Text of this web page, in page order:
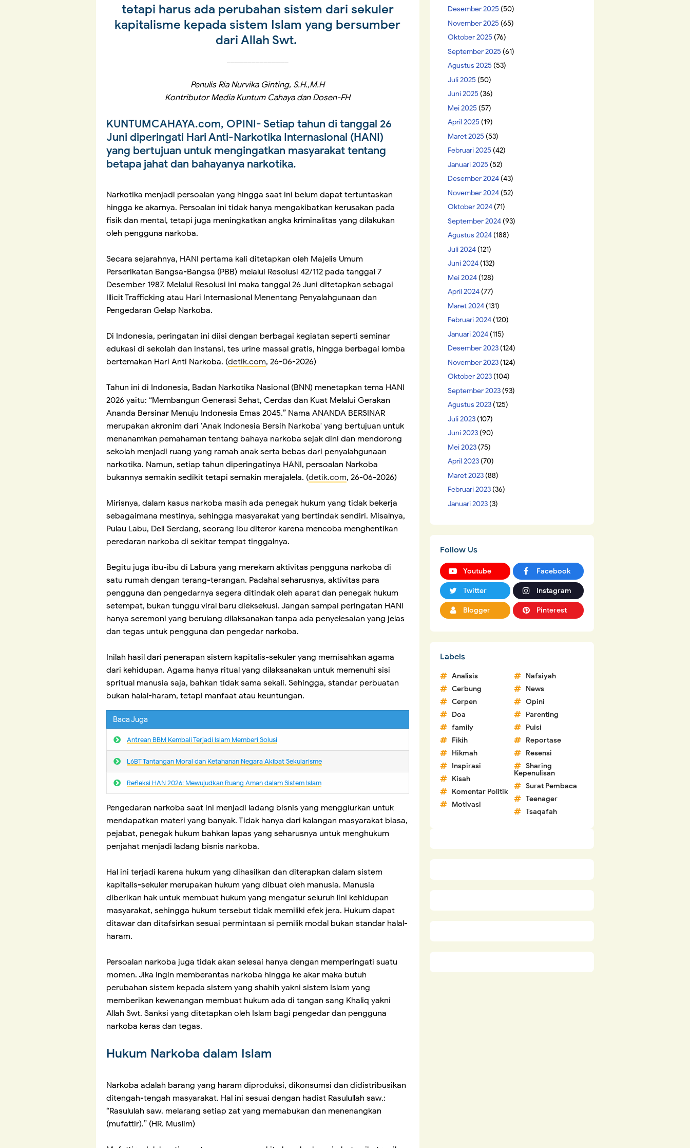
tetapi harus ada perubahan sistem dari sekuler
kapitalisme kepada sistem Islam yang bersumber
dari Allah Swt.
Penulis Ria Nurvika Ginting, S.H.,M.H
Kontributor Media Kuntum Cahaya dan Dosen-FH
KUNTUMCAHAYA.com, OPINI- Setiap tahun di tanggal 26
Juni diperingati Hari Anti-Narkotika Internasional (HANI)
yang bertujuan untuk mengingatkan masyarakat tentang
betapa jahat dan bahayanya narkotika.
Narkotika menjadi persoalan yang hingga saat ini belum dapat tertuntaskan
hingga ke akarnya. Persoalan ini tidak hanya mengakibatkan kerusakan pada
fisik dan mental, tetapi juga meningkatkan angka kriminalitas yang dilakukan
oleh pengguna narkoba.
Secara sejarahnya, HANI pertama kali ditetapkan oleh Majelis Umum
Perserikatan Bangsa-Bangsa (PBB) melalui Resolusi 42/112 pada tanggal 7
Desember 1987. Melalui Resolusi ini maka tanggal 26 Juni ditetapkan sebagai
Illicit Trafficking atau Hari Internasional Menentang Penyalahgunaan dan
Pengedaran Gelap Narkoba.
Di Indonesia, peringatan ini diisi dengan berbagai kegiatan seperti seminar
edukasi di sekolah dan instansi, tes urine massal gratis, hingga berbagai lomba
bertemakan Hari Anti Narkoba. (detik.com, 26-06-2026)
Tahun ini di Indonesia, Badan Narkotika Nasional (BNN) menetapkan tema HANI
2026 yaitu: “Membangun Generasi Sehat, Cerdas dan Kuat Melalui Gerakan
Ananda Bersinar Menuju Indonesia Emas 2045.” Nama ANANDA BERSINAR
merupakan akronim dari 'Anak Indonesia Bersih Narkoba' yang bertujuan untuk
menanamkan pemahaman tentang bahaya narkoba sejak dini dan mendorong
sekolah menjadi ruang yang ramah anak serta bebas dari penyalahgunaan
narkotika. Namun, setiap tahun diperingatinya HANI, persoalan Narkoba
bukannya semakin sedikit tetapi semakin merajalela. (detik.com, 26-06-2026)
Mirisnya, dalam kasus narkoba masih ada penegak hukum yang tidak bekerja
sebagaimana mestinya, sehingga masyarakat yang bertindak sendiri. Misalnya,
Pulau Labu, Deli Serdang, seorang ibu diteror karena mencoba menghentikan
peredaran narkoba di sekitar tempat tinggalnya.
Begitu juga ibu-ibu di Labura yang merekam aktivitas pengguna narkoba di
satu rumah dengan terang-terangan. Padahal seharusnya, aktivitas para
pengguna dan pengedarnya segera ditindak oleh aparat dan penegak hukum
setempat, bukan tunggu viral baru dieksekusi. Jangan sampai peringatan HANI
hanya seremoni yang berulang dilaksanakan tanpa ada penyelesaian yang jelas
dan tegas untuk pengguna dan pengedar narkoba.
Inilah hasil dari penerapan sistem kapitalis-sekuler yang memisahkan agama
dari kehidupan. Agama hanya ritual yang dilaksanakan untuk memenuhi sisi
spritual manusia saja, bahkan tidak sama sekali. Sehingga, standar perbuatan
bukan halal-haram, tetapi manfaat atau keuntungan.
Baca Juga
Antrean BBM Kembali Terjadi lslam Memberi Solusi
L6BT Tantangan Moral dan Ketahanan Negara Akibat Sekularisme
Refleksi HAN 2026: Mewujudkan Ruang Aman dalam Sistem Islam
Pengedaran narkoba saat ini menjadi ladang bisnis yang menggiurkan untuk
mendapatkan materi yang banyak. Tidak hanya dari kalangan masyarakat biasa,
pejabat, penegak hukum bahkan lapas yang seharusnya untuk menghukum
penjahat menjadi ladang bisnis narkoba.
Hal ini terjadi karena hukum yang dihasilkan dan diterapkan dalam sistem
kapitalis-sekuler merupakan hukum yang dibuat oleh manusia. Manusia
diberikan hak untuk membuat hukum yang mengatur seluruh lini kehidupan
masyarakat, sehingga hukum tersebut tidak memiliki efek jera. Hukum dapat
ditawar dan ditafsirkan sesuai permintaan si pemilik modal bukan standar halal-
haram.
Persoalan narkoba juga tidak akan selesai hanya dengan memperingati suatu
momen. Jika ingin memberantas narkoba hingga ke akar maka butuh
perubahan sistem kepada sistem yang shahih yakni sistem Islam yang
memberikan kewenangan membuat hukum ada di tangan sang Khaliq yakni
Allah Swt. Sanksi yang ditetapkan oleh Islam bagi pengedar dan pengguna
narkoba keras dan tegas.
Hukum Narkoba dalam Islam
Narkoba adalah barang yang haram diproduksi, dikonsumsi dan didistribusikan
ditengah-tengah masyarakat. Hal ini sesuai dengan hadist Rasulullah saw.:
“Rasululah saw. melarang setiap zat yang memabukan dan menenangkan
(mufattir).” (HR. Muslim)
Desember 2025 (50)
November 2025 (65)
Oktober 2025 (76)
September 2025 (61)
Agustus 2025 (53)
Juli 2025 (50)
Juni 2025 (36)
Mei 2025 (57)
April 2025 (19)
Maret 2025 (53)
Februari 2025 (42)
Januari 2025 (52)
Desember 2024(43)
November 2024(52)
Oktober 2024(71)
September 2024(93)
Agustus 2024(188)
Juli 2024(121)
Juni 2024(132)
Mei 2024(128)
April 2024(77)
Maret 2024(131)
Februari 2024(120)
Januari 2024(115)
Desember 2023(124)
November 2023(124)
Oktober 2023(104)
September 2023(93)
Agustus 2023(125)
Juli 2023(107)
Juni 2023(90)
Mei 2023(75)
April 2023(70)
Maret 2023(88)
Februari 2023(36)
Januari 2023(3)
Follow Us
Youtube Facebook
Twitter Instagram
Blogger Pinterest
Labels
Analisis
Cerbung
Cerpen
Doa
family
Fikih
Hikmah
Inspirasi
Kisah
Komentar Politik
Motivasi
Nafsiyah
News
Opini
Parenting
Puisi
Reportase
Resensi
Sharing
Kepenulisan
Surat Pembaca
Teenager
Tsaqafah